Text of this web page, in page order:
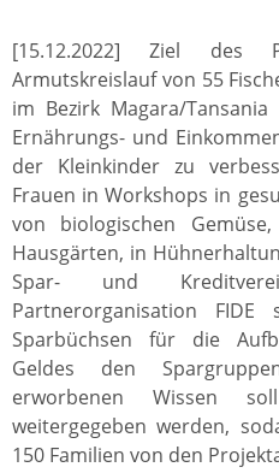
[15.12.2022] Ziel
Armutskreislauf von 55
im Bezirk Magara/
Ernährungs- und
der Kleinkinder zu
Frauen in Workshops in
von biologischen
Hausgärten, in
Spar- und
Partnerorganisation
Sparbüchsen für die
Geldes den
erworbenen Wissen
weitergegeben werden,
150 Familien von den